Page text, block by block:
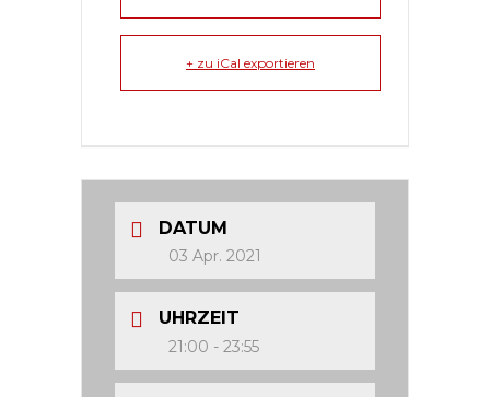
+ zu iCal exportieren
DATUM
03 Apr. 2021
UHRZEIT
21:00 - 23:55